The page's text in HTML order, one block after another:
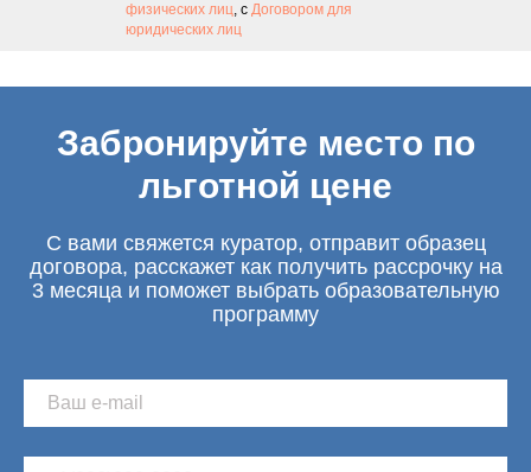
физических лиц, с Договором для
юридических лиц
Забронируйте место по
льготной цене
С вами свяжется куратор, отправит образец
договора, расскажет как получить рассрочку на
3 месяца и поможет выбрать образовательную
программу